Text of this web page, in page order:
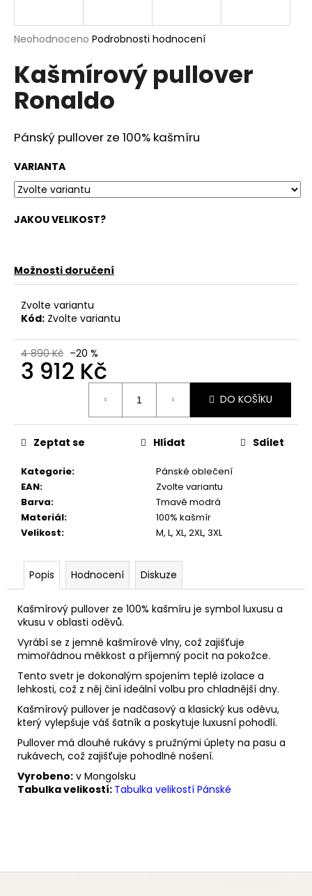
Průměrné
produktu
je
0,0
hvězdiček.
Neohodnoceno Podrobnosti hodnocení
Kašmírový pullover
Ronaldo
Pánský pullover ze 100% kašmíru
VARIANTA
JAKOU VELIKOST?
Možnosti doručení
Zvolte variantu
Kód: Zvolte variantu
4 890 Kč –20 %
3 912 Kč
DO KOŠÍKU
Kategorie:
Pánské oblečení
EAN:
Zvolte variantu
Barva:
Tmavě modrá
Materiál:
100% kašmír
Velikost: M, L, XL, 2XL, 3XL
Zeptat se Hlídat Sdílet
Popis Hodnocení Diskuze
Kašmírový pullover ze 100% kašmíru je symbol luxusu a
vkusu v oblasti oděvů.
Vyrábí se z jemné kašmírové vlny, což zajišťuje
mimořádnou měkkost a příjemný pocit na pokožce.
Tento svetr je dokonalým spojením teplé izolace a
lehkosti, což z něj činí ideální volbu pro chladnější dny.
Kašmírový pullover je nadčasový a klasický kus oděvu,
který vylepšuje váš šatník a poskytuje luxusní pohodlí.
Pullover má dlouhé rukávy s pružnými úplety na pasu a
rukávech, což zajišťuje pohodlné nošení.
Vyrobeno: v Mongolsku
Tabulka velikostí: Tabulka velikostí Pánské
j
t
?
D
o
r
u
č
j
e
m
Z